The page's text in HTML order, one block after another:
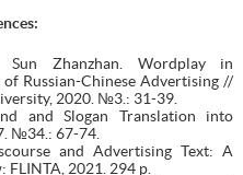
Zhanzhan. Wordplay in
Russian-Chinese Advertising //
2020. №3.: 31-39.
and Slogan Translation into
№34.: 67-74.
and Advertising Text: A
2021. 294 p.